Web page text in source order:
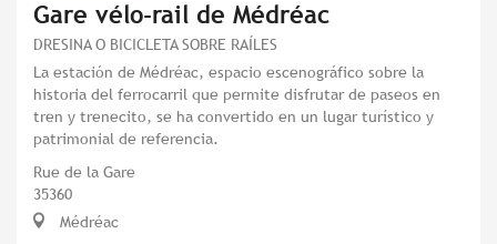
Gare vélo-rail de Médréac
DRESINA O BICICLETA SOBRE RAÍLES
La estación de Médréac, espacio escenográfico sobre la
historia del ferrocarril que permite disfrutar de paseos en
tren y trenecito, se ha convertido en un lugar turístico y
patrimonial de referencia.
Rue de la Gare
35360
Médréac